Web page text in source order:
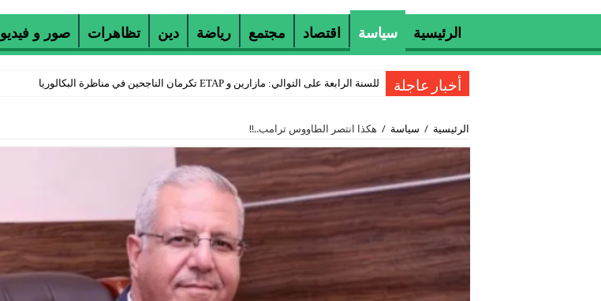
الرئيسية سياسة اقتصاد مجتمع رياضة دين تظاهرات صور و فيديو
أخبار عاجلة للسنة الرابعة على التوالي: مازارين و ETAP تكرمان الناجحين في مناظرة البكالوريا
الرئيسية / سياسة / هكذا انتصر الطاووس ترامب..!!